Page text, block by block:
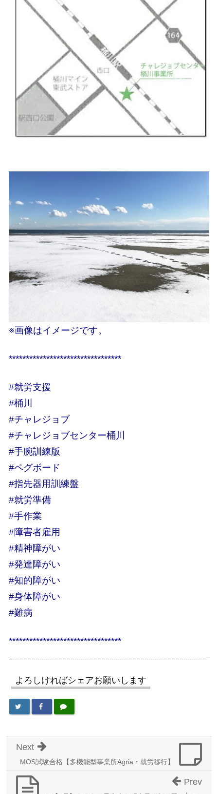
※画像はイメージです。
*********************************
#就労支援
#桶川
#チャレジョブ
#チャレジョブセンター桶川
#手腕訓練版
#ペグボード
#指先器用訓練盤
#就労準備
#手作業
#障害者雇用
#精神障がい
#発達障がい
#知的障がい
#身体障がい
#難病
*********************************
よろしければシェアお願いします
MOS試験合格【多機能型事業所Agria・就労移行】
Next
Prev